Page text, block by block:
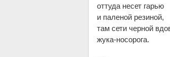
оттуда несет гарью
и паленой резиной,
там сети черной
жука-носорога.